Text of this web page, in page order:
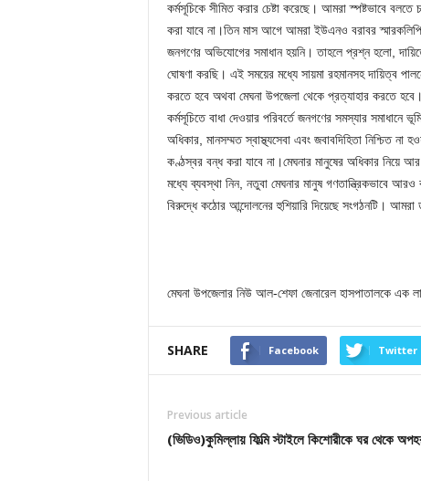
কর্মসূচিকে সীমিত করার চেষ্টা করেছে। আমরা স্পষ্টভাবে
করা যাবে না।তিন মাস আগে আমরা ইউএনও বরাবর
জনগণের অভিযোগের সমাধান হয়নি। তাহলে প্রশ্ন হলো,
ঘোষণা করছি। এই সময়ের মধ্যে সায়মা রহমানসহ দায়িত্ব
করতে হবে অথবা মেঘনা উপজেলা থেকে প্রত্যাহার করতে
কর্মসূচিতে বাধা দেওয়ার পরিবর্তে জনগণের সমস্যার
অধিকার, মানসম্মত স্বাস্থ্যসেবা এবং জবাবদিহিতা নিশ্চিত
কণ্ঠস্বর বন্ধ করা যাবে না।মেঘনার মানুষের অধিকার নিয়ে
মধ্যে ব্যবস্থা নিন, নতুবা মেঘনার মানুষ গণতান্ত্রিকভাবে
বিরুদ্ধে কঠোর আন্দোলনের হুশিয়ারি দিয়েছে সংগঠনটি। আমরা
মেঘনা উপজেলার নিউ আল-শেফা জেনারেল হাসপাতালকে এক
SHARE Facebook Twitter
Previous article
(ভিডিও)কুমিল্লায় ফিল্মি স্টাইলে কিশোরীকে ঘর থেকে